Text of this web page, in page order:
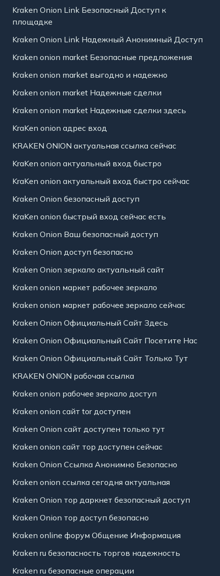
Kraken Onion Link Безопасный Доступ к
площадке
Kraken Onion Link Надежный Анонимный Доступ
Kraken onion market Безопасные предложения
Kraken onion market выгодно и надежно
Kraken onion market Надежные сделки
Kraken onion market Надежные сделки здесь
KraKen onion адрес вход
KRAKEN ONION актуальная ссылка сейчас
KraKen onion актуальный вход быстро
KraKen onion актуальный вход быстро сейчас
Kraken Onion безопасный доступ
KraKen onion быстрый вход сейчас есть
Kraken Onion Ваш безопасный доступ
Kraken Onion доступ безопасно
Kraken Onion зеркало актуальный сайт
Kraken onion маркет рабочее зеркало
Kraken onion маркет рабочее зеркало сейчас
Kraken Onion Официальный Сайт Здесь
Kraken Onion Официальный Сайт Посетите Нас
Kraken Onion Официальный Сайт Только Тут
KRAKEN ONION рабочая ссылка
Kraken onion рабочее зеркало доступ
Kraken onion сайт tor доступен
Kraken Onion сайт доступен только тут
Kraken onion сайт тор доступен сейчас
Kraken Onion Ссылка Анонимно Безопасно
Kraken onion ссылка сегодня актуальная
Kraken Onion тор даркнет безопасный доступ
Kraken Onion тор доступ безопасно
Kraken online форум Общение Информация
Kraken ru безопасность торгов надежность
Kraken ru безопасные операции